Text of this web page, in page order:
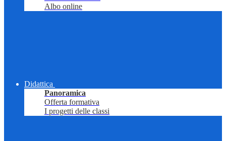
Albo online
Didattica
Panoramica
Offerta formativa
I progetti delle classi